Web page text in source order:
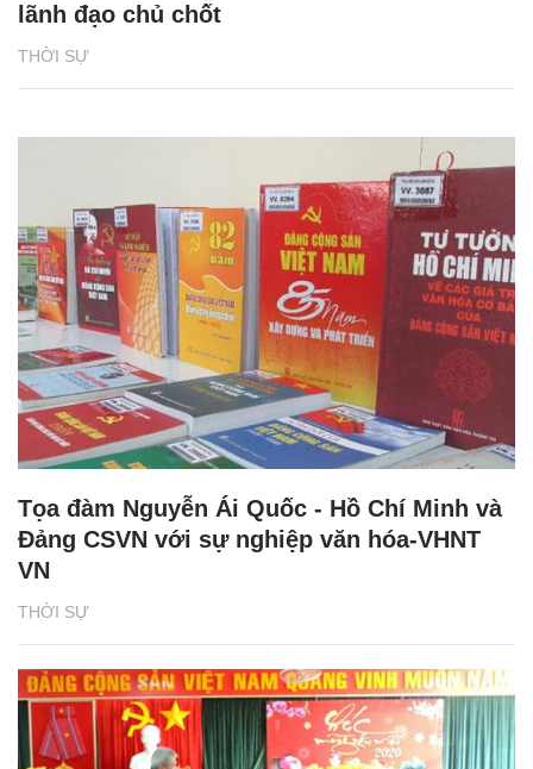
THỜI SỰ
lãnh đạo chủ chốt
THỜI SỰ
Tọa đàm Nguyễn Ái Quốc - Hồ Chí Minh và
Đảng CSVN với sự nghiệp văn hóa-VHNT
VN